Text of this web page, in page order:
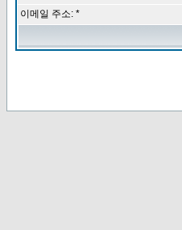
이메일 주소: *